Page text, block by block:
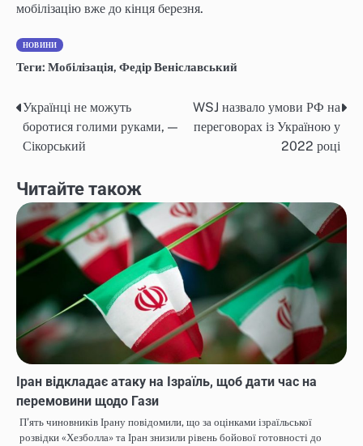
мобілізацію вже до кінця березня.
НОВИНИ
Теги: Мобілізація, Федір Веніславський
Навігація
записів
Українці не можуть
боротися голими руками, —
Сікорський
WSJ назвало умови РФ на
переговорах із Україною у
2022 році
Читайте також
Іран відкладає атаку на Ізраїль, щоб дати час на
перемовини щодо Гази
П’ять чиновників Ірану повідомили, що за оцінками ізраїльської
розвідки «Хезболла» та Іран знизили рівень бойової готовності до